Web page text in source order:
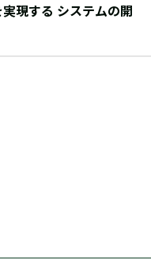
現する システムの開